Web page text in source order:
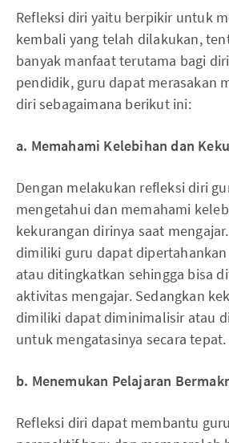
Refleksi diri yaitu berpikir untuk
kembali yang telah dilakukan,
banyak manfaat terutama bagi
pendidik, guru dapat merasakan
diri sebagaimana berikut ini:
a. Memahami Kelebihan dan
Dengan melakukan refleksi diri
mengetahui dan memahami
kekurangan dirinya saat
dimiliki guru dapat
atau ditingkatkan sehingga bisa
aktivitas mengajar. Sedangkan
dimiliki dapat diminimalisir atau
untuk mengatasinya secara tepat.
b. Menemukan Pelajaran
Refleksi diri dapat membantu